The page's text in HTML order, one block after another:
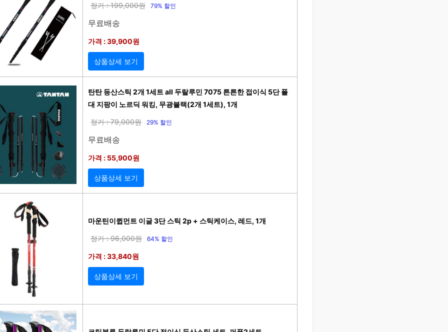
정가 : 199,000원 79% 할인
무료배송
가격 : 39,900원
상품상세 보기
탄탄 등산스틱 2개 1세트 all 두랄루민 7075 튼튼한 접이식 5단 폴
대 지팡이 노르딕 워킹, 무광블랙(2개 1세트), 1개
정가 : 79,000원 29% 할인
무료배송
가격 : 55,900원
상품상세 보기
마운틴이큅먼트 이글 3단 스틱 2p + 스틱케이스, 레드, 1개
정가 : 96,000원 64% 할인
가격 : 33,840원
상품상세 보기